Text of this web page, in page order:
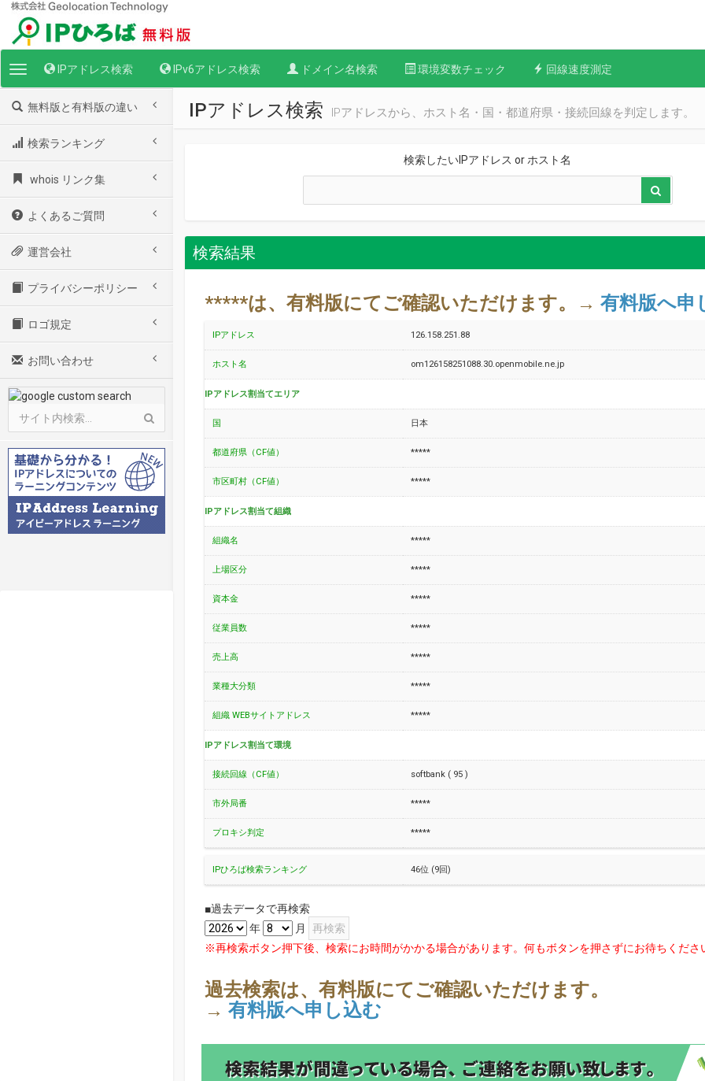
Toggle
navigation
IPアドレス検索 IPv6アドレス検索 ドメイン名検索 環境変数チェック 回線速度測定
無料版と有料版の違い
検索ランキング
whois リンク集
よくあるご質問
運営会社
プライバシーポリシー
ロゴ規定
お問い合わせ
IPアドレス検索 IPアドレスから、ホスト名・国・都道府県・接続回線を判定します。
検索したいIPアドレス or ホスト名
検索結果
*****は、有料版にてご確認いただけます。→ 有料版へ申
IPアドレス 126.158.251.88
ホスト名 om126158251088.30.openmobile.ne.jp
IPアドレス割当てエリア
国 日本
都道府県（CF値） *****
市区町村（CF値） *****
IPアドレス割当て組織
組織名 *****
上場区分 *****
資本金 *****
従業員数 *****
売上高 *****
業種大分類 *****
組織 WEBサイトアドレス *****
IPアドレス割当て環境
接続回線（CF値） softbank ( 95 )
市外局番 *****
プロキシ判定 *****
IPひろば検索ランキング 46位 (9回)
■過去データで再検索
年
月
※再検索ボタン押下後、検索にお時間がかかる場合があります。何もボタンを押さずにお待ちくださ
過去検索は、有料版にてご確認いただけます。
→ 有料版へ申し込む